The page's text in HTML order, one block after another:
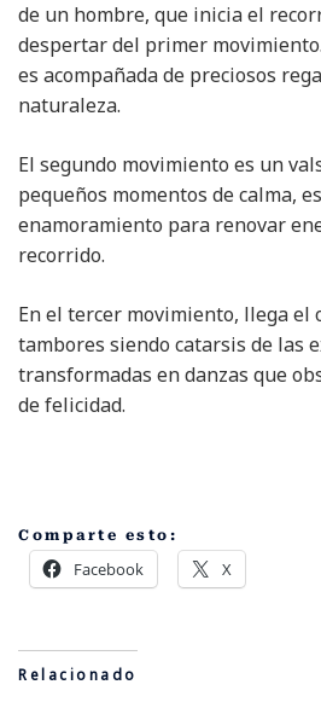
de un hombre, que inicia el
despertar del primer
es acompañada de preciosos
naturaleza.
El segundo movimiento es un
pequeños momentos de calma,
enamoramiento para renovar
recorrido.
En el tercer movimiento, llega el
tambores siendo catarsis de las
transformadas en danzas que
de felicidad.
Comparte esto:
Facebook X
Relacionado